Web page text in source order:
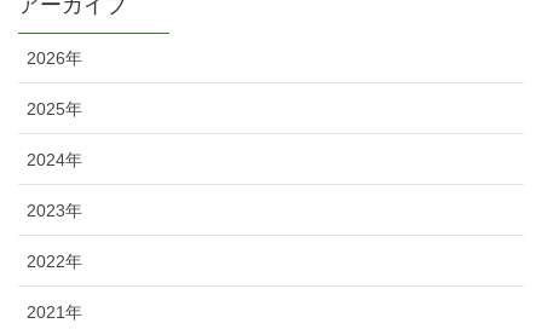
アーカイブ
2026年
2025年
2024年
2023年
2022年
2021年